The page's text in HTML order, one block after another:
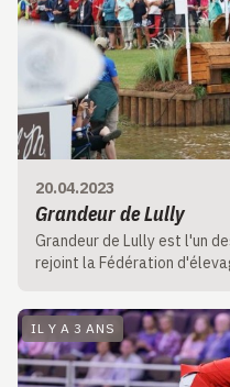
20.04.2023
Grandeur de Lully
Grandeur de Lully est l'un
rejoint la Fédération
IL Y A 3 ANS